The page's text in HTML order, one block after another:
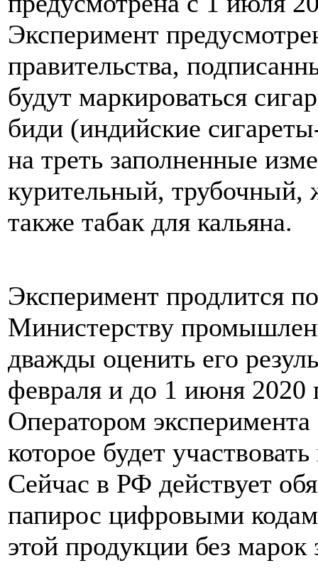
Эксперимент
правительства,
будут маркироваться
биди (индийские
на треть заполненные
курительный, трубочный,
также табак для кальяна.
Эксперимент продлится
Министерству
дважды оценить его
февраля и до 1 июня 2020
Оператором
которое будет
Сейчас в РФ действует
папирос цифровыми
этой продукции без